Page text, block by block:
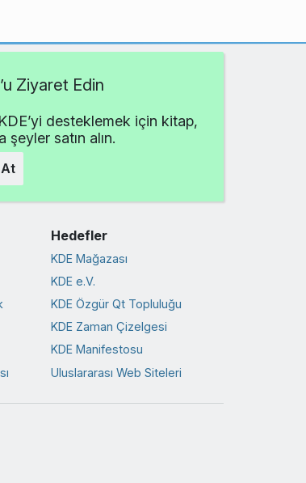
Ziyaret Edin
desteklemek için kitap,
satın alın.
Hedefler
KDE Mağazası
KDE e.V.
KDE Özgür Qt Topluluğu
KDE Zaman Çizelgesi
KDE Manifestosu
Uluslararası Web Siteleri